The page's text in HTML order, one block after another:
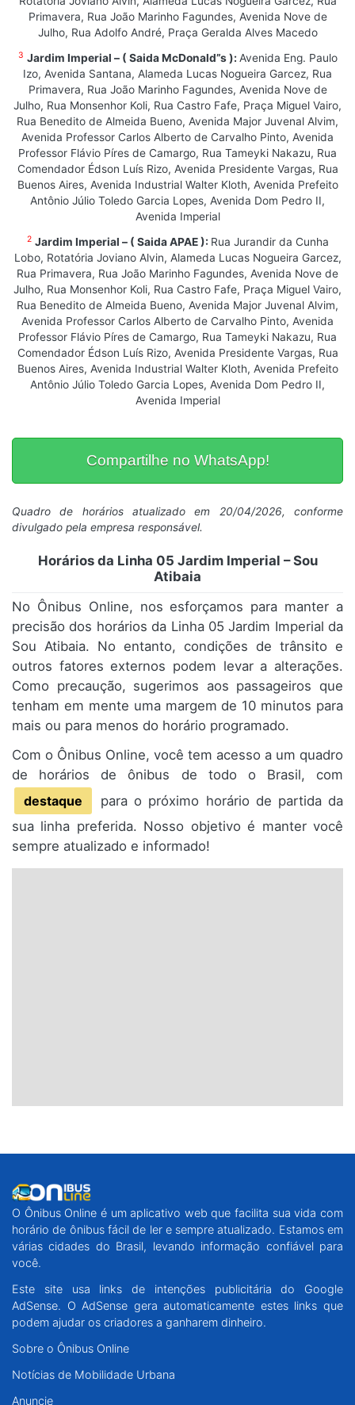
Primavera, Rua João Marinho Fagundes, Avenida Nove de
Julho, Rua Adolfo André, Praça Geralda Alves Macedo
3 Jardim Imperial – ( Saida McDonald”s ): Avenida Eng. Paulo
Izo, Avenida Santana, Alameda Lucas Nogueira Garcez, Rua
Primavera, Rua João Marinho Fagundes, Avenida Nove de
Julho, Rua Monsenhor Koli, Rua Castro Fafe, Praça Miguel Vairo,
Rua Benedito de Almeida Bueno, Avenida Major Juvenal Alvim,
Avenida Professor Carlos Alberto de Carvalho Pinto, Avenida
Professor Flávio Píres de Camargo, Rua Tameyki Nakazu, Rua
Comendador Édson Luís Rizo, Avenida Presidente Vargas, Rua
Buenos Aires, Avenida Industrial Walter Kloth, Avenida Prefeito
Antônio Júlio Toledo Garcia Lopes, Avenida Dom Pedro II,
Avenida Imperial
2 Jardim Imperial – ( Saida APAE ): Rua Jurandir da Cunha
Lobo, Rotatória Joviano Alvin, Alameda Lucas Nogueira Garcez,
Rua Primavera, Rua João Marinho Fagundes, Avenida Nove de
Julho, Rua Monsenhor Koli, Rua Castro Fafe, Praça Miguel Vairo,
Rua Benedito de Almeida Bueno, Avenida Major Juvenal Alvim,
Avenida Professor Carlos Alberto de Carvalho Pinto, Avenida
Professor Flávio Píres de Camargo, Rua Tameyki Nakazu, Rua
Comendador Édson Luís Rizo, Avenida Presidente Vargas, Rua
Buenos Aires, Avenida Industrial Walter Kloth, Avenida Prefeito
Antônio Júlio Toledo Garcia Lopes, Avenida Dom Pedro II,
Avenida Imperial
Compartilhe no WhatsApp!
Quadro de horários atualizado em 20/04/2026, conforme
divulgado pela empresa responsável.
Horários da Linha 05 Jardim Imperial – Sou
Atibaia
No Ônibus Online, nos esforçamos para manter a
precisão dos horários da Linha 05 Jardim Imperial da
Sou Atibaia. No entanto, condições de trânsito e
outros fatores externos podem levar a alterações.
Como precaução, sugerimos aos passageiros que
tenham em mente uma margem de 10 minutos para
mais ou para menos do horário programado.
Com o Ônibus Online, você tem acesso a um quadro
de horários de ônibus de todo o Brasil, com
destaque
para o próximo horário de partida da
sua linha preferida. Nosso objetivo é manter você
sempre atualizado e informado!
O Ônibus Online é um aplicativo web que facilita sua vida com
horário de ônibus fácil de ler e sempre atualizado. Estamos em
várias cidades do Brasil, levando informação confiável para
você.
Este site usa links de intenções publicitária do Google
AdSense. O AdSense gera automaticamente estes links que
podem ajudar os criadores a ganharem dinheiro.
Sobre o Ônibus Online
Notícias de Mobilidade Urbana
Anuncie